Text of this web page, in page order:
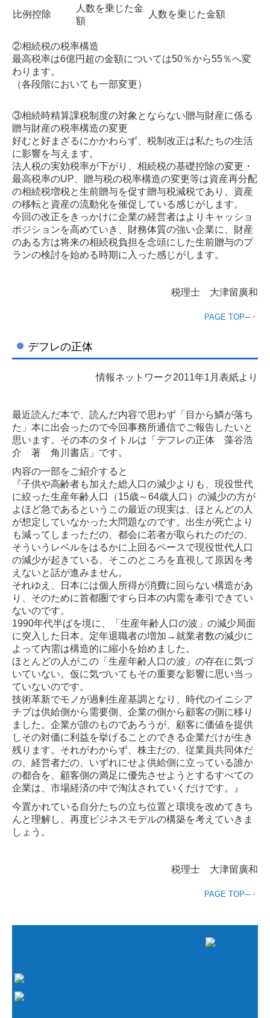
比例控除
人数を乗じた金
額
人数を乗じた金額
②相続税の税率構造
最高税率は6億円超の金額については50％から55％へ変
わります。
（各段階においても一部変更）
③相続時精算課税制度の対象とならない贈与財産に係る
贈与財産の税率構造の変更
好むと好まざるにかかわらず、税制改正は私たちの生活
に影響を与えます。
法人税の実効税率が下がり、相続税の基礎控除の変更・
最高税率のUP、贈与税の税率構造の変更等は資産再分配
の相続税増税と生前贈与を促す贈与税減税であり、資産
の移転と資産の流動化を催促している感じがします。
今回の改正をきっかけに企業の経営者はよりキャッショ
ポジションを高めていき、財務体質の強い企業に、財産
のある方は将来の相続税負担を念頭にした生前贈与のプ
ランの検討を始める時期に入った感じがします。
税理士 大津留廣和
PAGE TOP─・
デフレの正体
情報ネットワーク2011年1月表紙より
最近読んだ本で、読んだ内容で思わず「目から鱗が落ち
た」本に出会ったので今回事務所通信でご報告したいと
思います。その本のタイトルは「デフレの正体 藻谷浩
介 著 角川書店」です。
内容の一部をご紹介すると
『子供や高齢者も加えた総人口の減少よりも、現役世代
に絞った生産年齢人口（15歳～64歳人口）の減少の方が
よほど急であるというこの最近の現実は、ほとんどの人
が想定していなかった大問題なのです。出生が死亡より
も減ってしまっただの、都会に若者が取られたのだの、
そういうレベルをはるかに上回るペースで現役世代人口
の減少が起きている。そこのところを直視して原因を考
えないと話が進みません。
それゆえ、日本には個人所得が消費に回らない構造があ
り、そのために首都圏ですら日本の内需を牽引できてい
ないのです。
1990年代半ばを境に、「生産年齢人口の波」の減少局面
に突入した日本。定年退職者の増加→就業者数の減少に
よって内需は構造的に縮小を始めました。
ほとんどの人がこの「生産年齢人口の波」の存在に気づ
いていない。仮に気づいてもその重要な影響に思い当っ
ていないのです。
技術革新でモノが過剰生産基調となり、時代のイニシア
チブは供給側から需要側、企業の側から顧客の側に移り
ました。企業が誰のものであろうが、顧客に価値を提供
しその対価に利益を挙げることのできる企業だけが生き
残ります。それがわからず、株主だの、従業員共同体だ
の、経営者だの、いずれにせよ供給側に立っている誰か
の都合を、顧客側の満足に優先させようとするすべての
企業は、市場経済の中で淘汰されていくだけです。』
今置かれている自分たちの立ち位置と環境を改めてきち
んと理解し、再度ビジネスモデルの構築を考えていきま
しょう。
税理士 大津留廣和
PAGE TOP─・